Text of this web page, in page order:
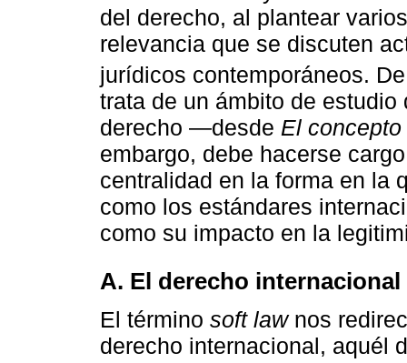
del derecho, al plantear
relevancia que se discuten
jurídicos contemporáneos.
trata de un ámbito de
derecho —desde El
embargo, debe hacerse
centralidad en la forma en la
como los estándares
como su impacto en la
A. El derecho
El término soft lawnos
derecho internacional, aquél